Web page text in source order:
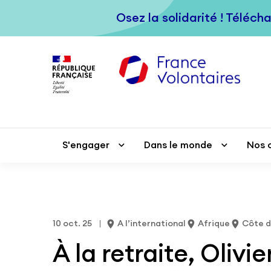
Osez la solidarité !
S'engager Dans le monde Nos
Osez la solidarité !
S'engager Dans le monde Nos
10 oct. 25 A l’international Afrique Côte
À la retraite,